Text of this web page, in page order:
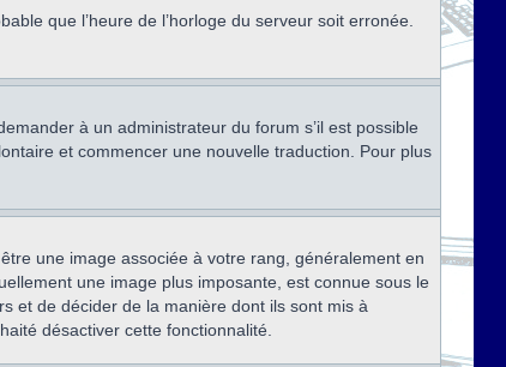
que l’heure de l’horloge du serveur soit erronée.
à un administrateur du forum s’il est possible
et commencer une nouvelle traduction. Pour plus
une image associée à votre rang, généralement en
une image plus imposante, est connue sous le
et de décider de la manière dont ils sont mis à
désactiver cette fonctionnalité.